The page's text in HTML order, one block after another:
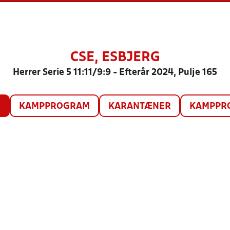
CSE, ESBJERG
Herrer Serie 5 11:11/9:9 - Efterår 2024, Pulje 165
KAMPPROGRAM KARANTÆNER